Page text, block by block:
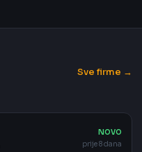
Sve firme →
NOVO
prije 8 dana